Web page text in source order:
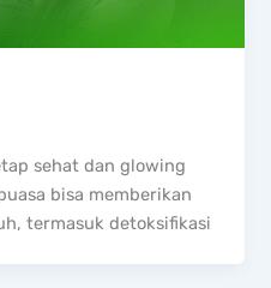
sehat dan glowing
bisa memberikan
termasuk detoksifikasi